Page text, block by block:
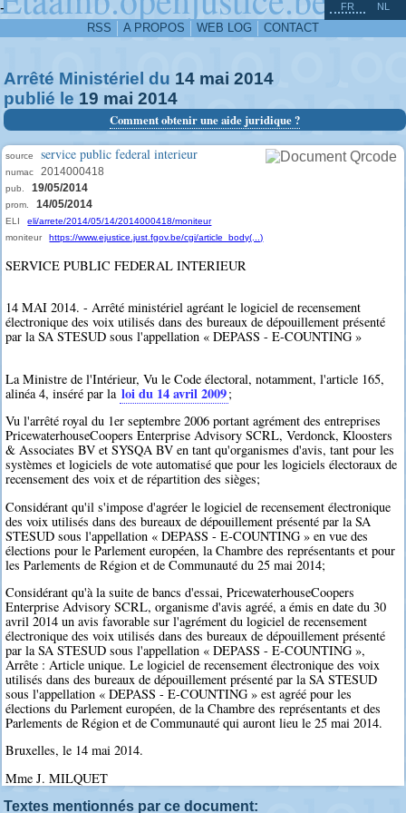
-
RSS A PROPOS WEB LOG CONTACT
FR NL
Arrêté Ministériel du 14 mai 2014
publié le 19 mai 2014
Comment obtenir une aide juridique ?
source service public federal interieur
numac 2014000418
pub. 19/05/2014
prom. 14/05/2014
ELI
eli/arrete/2014/05/14/2014000418/moniteur
moniteur
https://www.ejustice.just.fgov.be/cgi/article_body(...)
SERVICE PUBLIC FEDERAL INTERIEUR
14 MAI 2014. - Arrêté ministériel agréant le logiciel de recensement
électronique des voix utilisés dans des bureaux de dépouillement présenté
par la SA STESUD sous l'appellation « DEPASS - E-COUNTING »
La Ministre de l'Intérieur, Vu le Code électoral, notamment, l'article 165,
alinéa 4, inséré par la loi du 14 avril 2009;
Vu l'arrêté royal du 1er septembre 2006 portant agrément des entreprises
PricewaterhouseCoopers Enterprise Advisory SCRL, Verdonck, Kloosters
& Associates BV et SYSQA BV en tant qu'organismes d'avis, tant pour les
systèmes et logiciels de vote automatisé que pour les logiciels électoraux de
recensement des voix et de répartition des sièges;
Considérant qu'il s'impose d'agréer le logiciel de recensement électronique
des voix utilisés dans des bureaux de dépouillement présenté par la SA
STESUD sous l'appellation « DEPASS - E-COUNTING » en vue des
élections pour le Parlement européen, la Chambre des représentants et pour
les Parlements de Région et de Communauté du 25 mai 2014;
Considérant qu'à la suite de bancs d'essai, PricewaterhouseCoopers
Enterprise Advisory SCRL, organisme d'avis agréé, a émis en date du 30
avril 2014 un avis favorable sur l'agrément du logiciel de recensement
électronique des voix utilisés dans des bureaux de dépouillement présenté
par la SA STESUD sous l'appellation « DEPASS - E-COUNTING »,
Arrête : Article unique. Le logiciel de recensement électronique des voix
utilisés dans des bureaux de dépouillement présenté par la SA STESUD
sous l'appellation « DEPASS - E-COUNTING » est agréé pour les
élections du Parlement européen, de la Chambre des représentants et des
Parlements de Région et de Communauté qui auront lieu le 25 mai 2014.
Bruxelles, le 14 mai 2014.
Mme J. MILQUET
Textes mentionnés par ce document:
^